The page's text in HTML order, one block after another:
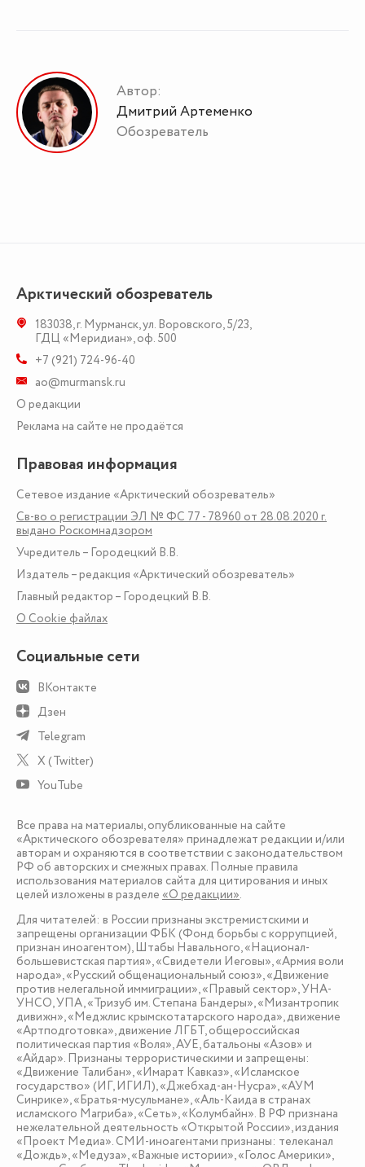
Автор:
Дмитрий Артеменко
Обозреватель
Арктический обозреватель
183038,г. Мурманск,ул. Воровского, 5/23,
ГДЦ «Меридиан», оф. 500
+7 (921) 724-96-40
ao@murmansk.ru
О редакции
Реклама на сайте не продаётся
Правовая информация
Сетевое издание «Арктический обозреватель»
Св-во о регистрации ЭЛ № ФС 77 - 78960 от 28.08.2020 г.
выдано Роскомнадзором
Учредитель – Городецкий В.В.
Издатель – редакция «Арктический обозреватель»
Главный редактор – Городецкий В.В.
О Сookie файлах
Социальные сети
ВКонтакте
Дзен
Telegram
X (Twitter)
YouTube
Все права на материалы, опубликованные на сайте
«Арктического обозревателя» принадлежат редакции и/или
авторам и охраняются в соответствии с законодательством
РФ об авторских и смежных правах. Полные правила
использования материалов сайта для цитирования и иных
целей изложены в разделе «О редакции».
Для читателей: в России признаны экстремистскими и
запрещены организации ФБК (Фонд борьбы с коррупцией,
признан иноагентом), Штабы Навального, «Национал-
большевистская партия», «Свидетели Иеговы», «Армия воли
народа», «Русский общенациональный союз», «Движение
против нелегальной иммиграции», «Правый сектор», УНА-
УНСО, УПА, «Тризуб им. Степана Бандеры», «Мизантропик
дивижн», «Меджлис крымскотатарского народа», движение
«Артподготовка», движение ЛГБТ, общероссийская
политическая партия «Воля», АУЕ, батальоны «Азов» и
«Айдар». Признаны террористическими и запрещены:
«Движение Талибан», «Имарат Кавказ», «Исламское
государство» (ИГ, ИГИЛ), «Джебхад-ан-Нусра», «АУМ
Синрике», «Братья-мусульмане», «Аль-Каида в странах
исламского Магриба», «Сеть», «Колумбайн». В РФ признана
нежелательной деятельность «Открытой России», издания
«Проект Медиа». СМИ-иноагентами признаны: телеканал
«Дождь», «Медуза», «Важные истории», «Голос Америки»,